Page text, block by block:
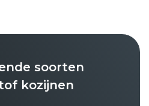
soorten
kozijnen